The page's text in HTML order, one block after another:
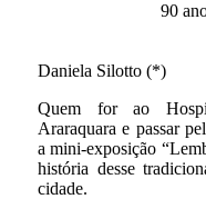
90
Daniela Silotto (*)
Quem for ao
Araraquara e passar
a mini-exposição
história desse
cidade.